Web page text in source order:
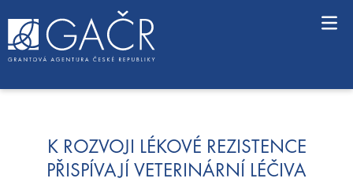
o
K ROZVOJI LÉKOVÉ REZISTENCE
PŘISPÍVAJÍ VETERINÁRNÍ LÉČIVA